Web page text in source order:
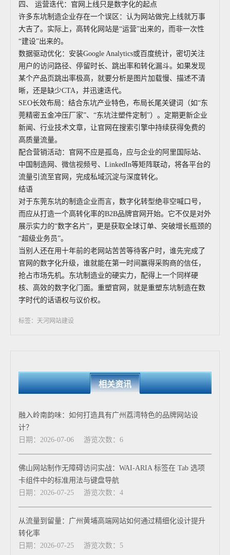
四、 运营迭代：官网上线只是数字化的起点
许多东坑制造企业存在一个误区：认为网站做完上线就万事
大吉了。实际上，高转化网站是“运营”出来的，而非一次性
“建设”出来的。
数据驱动优化：安装Google Analytics或百度统计，密切关注
用户的访问路径、停留时长、跳出率和转化漏斗。如果发现
某个产品页跳出率极高，就要分析是图片加载慢、描述不清
晰，还是缺少CTA，并迅速迭代。
SEO长效布局：结合东坑产业特色，布局长尾关键词（如“东
莞精密五金冲压厂家”、“东坑注塑件定制”）。定期更新企业
新闻、行业技术文章，让官网在搜索引擎中持续获得免费的
高质量流量。
配合营销活动：官网不应是孤岛，应与企业的阿里国际站、
中国制造网、微信视频号、LinkedIn等矩阵联动，将各平台的
流量引流至官网，完成私域沉淀与深度转化。
结语
对于东莞东坑的制造企业而言，数字化转型绝非空喊口号，
而应从打造一个高转化率的B2B品牌官网开始。它不仅是对外
展示实力的“数字名片”，更是获取全球订单、突破增长瓶颈的
“超级业务员”。
当别人还在用十年前的老网站苦苦等待客户时，谁先完成了
官网的数字化升级，谁就能在第一时间赢得采购商的信任，
抢占市场先机。东坑制造业的硬实力，配得上一个同样硬
核、高效的数字化门面。重塑官网，就是重塑东坑制造在数
字时代的话语权与议价权。
标签：天河网站建设
相关资讯
融入岭南韵味：如何打造具有广州荔湾特色的品牌网站设
计？
日期：2026-07-06
游览次数：6
佛山网站制作无障碍访问实战：WAI-ARIA 标签在 Tab 选项
卡组件中的标准用法与键盘导航
日期：2026-07-25
游览次数：4
从流量到留量：广州黄埔高端网站如何通过精细化设计提升
转化率
日期：2026-07-25
游览次数：5